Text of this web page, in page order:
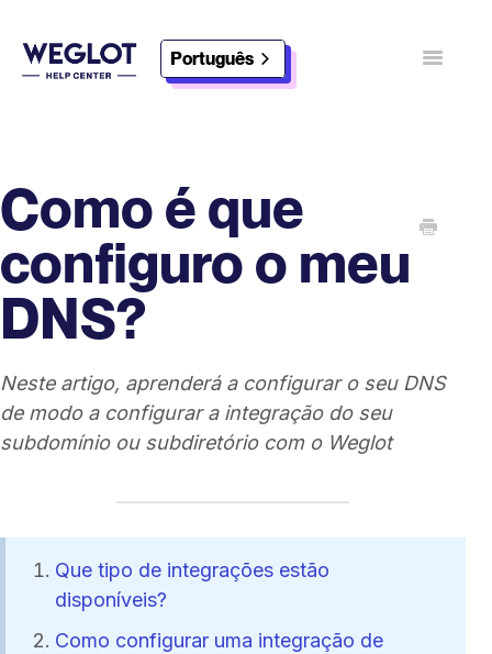
Português
Como é que
configuro o meu
DNS?
Neste artigo, aprenderá a configurar o seu DNS
de modo a configurar a integração do seu
subdomínio ou subdiretório com o Weglot
Que tipo de integrações estão
disponíveis?
Como configurar uma integração de